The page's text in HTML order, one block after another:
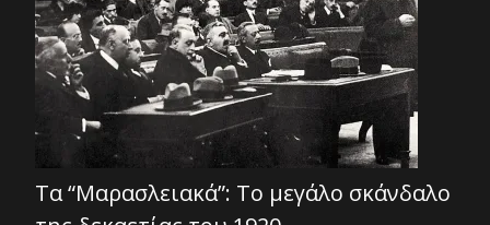
Τα “Μαρασλειακά”: Το μεγάλο σκάνδαλο